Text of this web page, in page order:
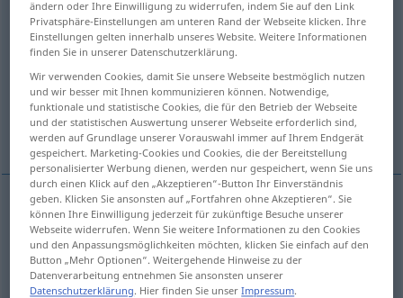
vollzählig be-, vollendet, fertig, perfekt
vollständig
vollkommen, meisterhaft, perfekt
komplett,vollständig,vollkommen,ganz,total
complete
total
ändern oder Ihre Einwilligung zu widerrufen, indem Sie auf den Link
Privatsphäre-Einstellungen am unteren Rand der Webseite klicken. Ihre
Einstellungen gelten innerhalb unseres Website. Weitere Informationen
finden Sie in unserer Datenschutzerklärung.
Wir verwenden Cookies, damit Sie unsere Webseite bestmöglich nutzen
und wir besser mit Ihnen kommunizieren können. Notwendige,
funktionale und statistische Cookies, die für den Betrieb der Webseite
und der statistischen Auswertung unserer Webseite erforderlich sind,
werden auf Grundlage unserer Vorauswahl immer auf Ihrem Endgerät
gespeichert. Marketing-Cookies und Cookies, die der Bereitstellung
personalisierter Werbung dienen, werden nur gespeichert, wenn Sie uns
durch einen Klick auf den „Akzeptieren“-Button Ihr Einverständnis
geben. Klicken Sie ansonsten auf „Fortfahren ohne Akzeptieren“. Sie
können Ihre Einwilligung jederzeit für zukünftige Besuche unserer
Webseite widerrufen. Wenn Sie weitere Informationen zu den Cookies
und den Anpassungsmöglichkeiten möchten, klicken Sie einfach auf den
Button „Mehr Optionen“. Weitergehende Hinweise zu der
Datenverarbeitung entnehmen Sie ansonsten unserer
Datenschutzerklärung. Hier finden Sie unserImpressum.